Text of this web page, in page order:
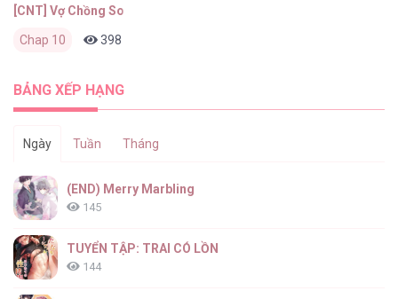
[CNT] Vợ Chồng Son
Chap 10 398
BẢNG XẾP HẠNG
Ngày Tuần Tháng
(END) Merry Marbling
145
TUYỂN TẬP: TRAI CÓ LỒN
144